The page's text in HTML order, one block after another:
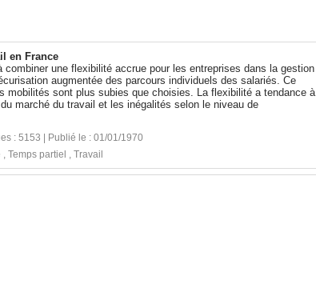
en France
combiner une flexibilité accrue pour les entreprises dans la gestion
augmentée des parcours individuels des salariés. Ce
mobilités sont plus subies que choisies. La flexibilité a tendance à
marché du travail et les inégalités selon le niveau de
: 5153 | Publié le : 01/01/1970
, Temps partiel , Travail